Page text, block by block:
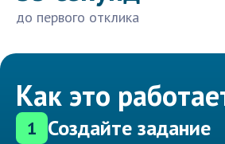
до первого отклика
Как это
1 Создайте задание